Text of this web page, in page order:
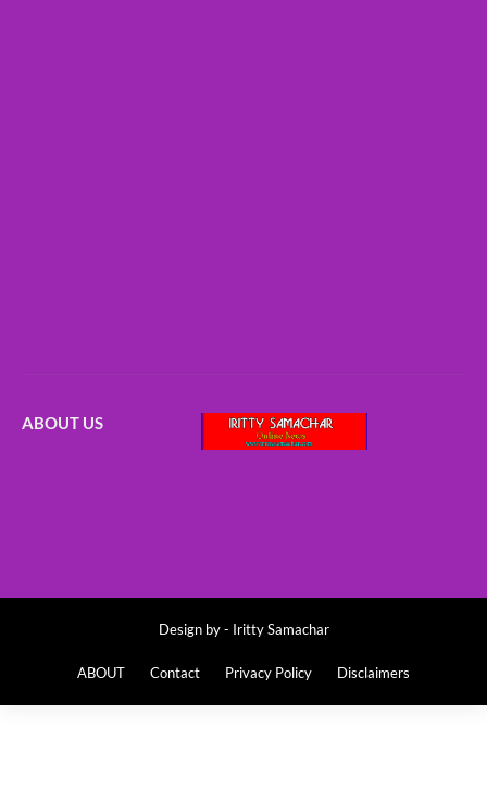
ABOUT US
Design by - Iritty Samachar
ABOUT Contact Privacy Policy Disclaimers